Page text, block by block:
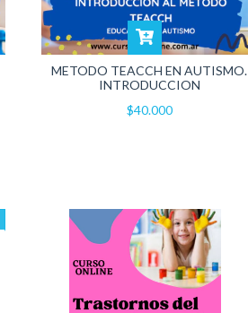
METODO TEACCH EN AUTISMO.
INTRODUCCION
$40.000